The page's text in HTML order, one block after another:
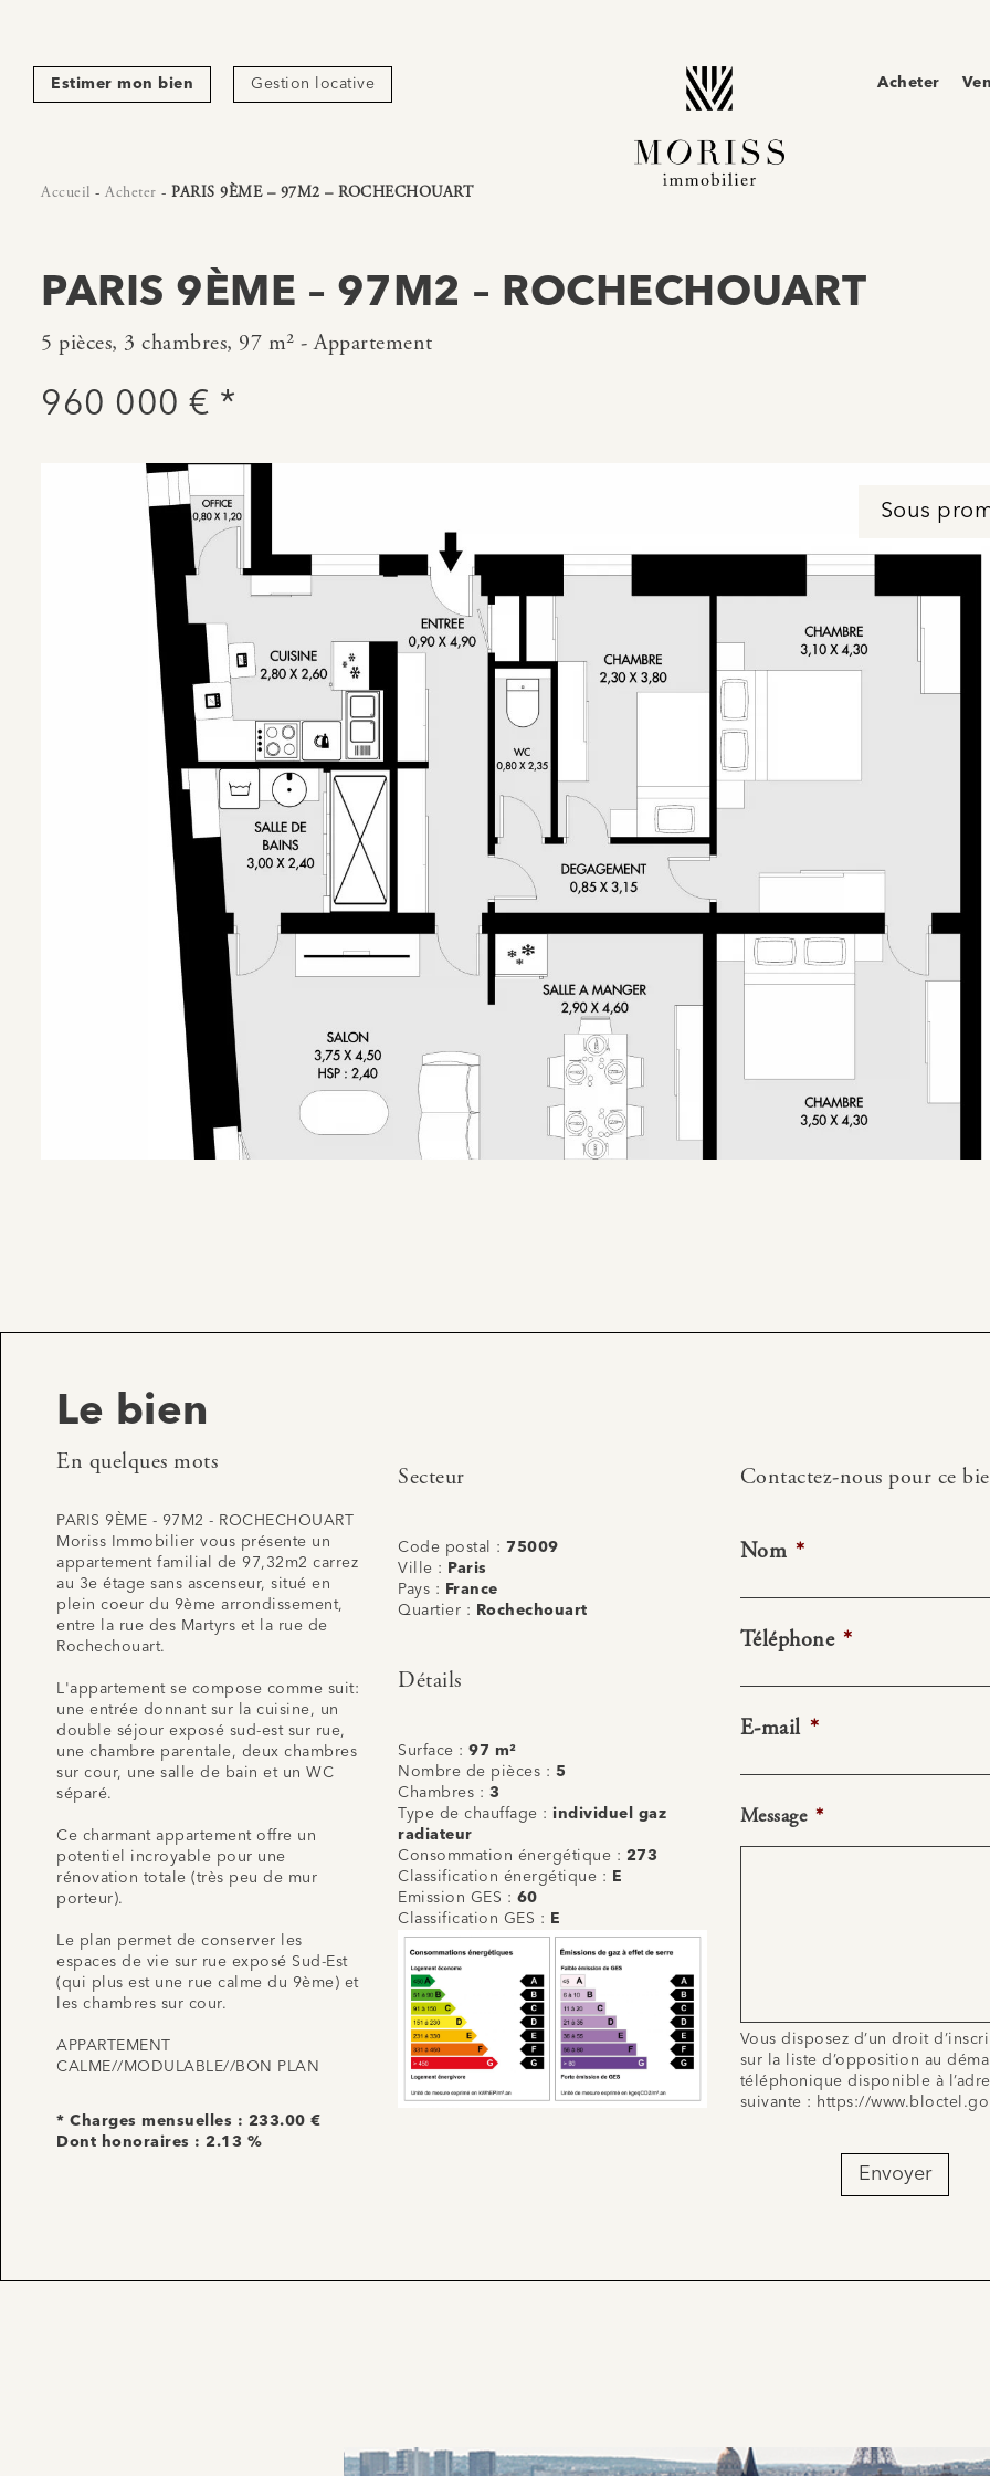
Estimer mon bien Gestion locative Acheter
Accueil - Acheter - PARIS 9ÈME – 97M2 – ROCHECHOUART
PARIS 9ÈME – 97M2 – ROCHECHOUART
5 pièces, 3 chambres, 97 m² - Appartement
960 000 € *
Sous
Le bien
En quelques mots
PARIS 9ÈME - 97M2 - ROCHECHOUART
Moriss Immobilier vous présente un
appartement familial de 97,32m2 carrez
au 3e étage sans ascenseur, situé en
plein coeur du 9ème arrondissement,
entre la rue des Martyrs et la rue de
Rochechouart.
L'appartement se compose comme suit:
une entrée donnant sur la cuisine, un
double séjour exposé sud-est sur rue,
une chambre parentale, deux chambres
sur cour, une salle de bain et un WC
séparé.
Ce charmant appartement offre un
potentiel incroyable pour une
rénovation totale (très peu de mur
porteur).
Le plan permet de conserver les
espaces de vie sur rue exposé Sud-Est
(qui plus est une rue calme du 9ème) et
les chambres sur cour.
APPARTEMENT
CALME//MODULABLE//BON PLAN
* Charges mensuelles : 233.00 €
Dont honoraires : 2.13 %
Secteur
Code postal : 75009
Ville :
Paris
Pays :
France
Quartier :
Rochechouart
Détails
Surface :97 m²
Nombre de pièces : 5
Chambres : 3
Type de chauffage : individuel gaz
radiateur
Consommation énergétique : 273
Classification énergétique :
E
Emission GES : 60
Classification GES :
E
Contactez-nous pour ce
Nom *
Téléphone *
E-mail *
Message *
Vous disposez d’un droit
sur la liste d’opposition au
téléphonique disponible à
suivante : https://
Envoyer